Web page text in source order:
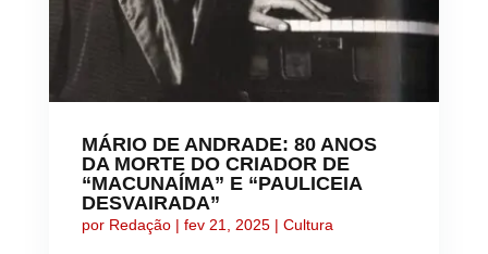
MÁRIO DE ANDRADE: 80 ANOS
DA MORTE DO CRIADOR DE
“MACUNAÍMA” E “PAULICEIA
DESVAIRADA”
por Redação| fev 21, 2025| Cultura